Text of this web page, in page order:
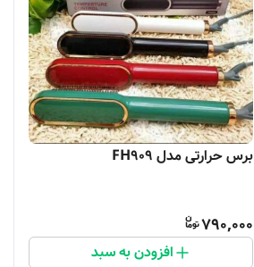
برس حرارتی مدل FH909
790,000
افزودن به سبد